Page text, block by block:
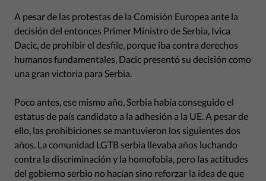
A pesar de las protestas de la Comisión Europea ante la
decisión del entonces Primer Ministro de Serbia, Ivica
Dacic, de prohibir el desfile, porque iba contra derechos
humanos fundamentales, Dacic presentó su decisión como
una gran victoria para Serbia.
Poco antes, ese mismo año, Serbia había conseguido el
estatus de país candidato a la adhesión a la UE. A pesar de
ello, las prohibiciones se mantuvieron los siguientes dos
años. La comunidad LGTB serbia llevaba años luchando
contra la discriminación y la homofobia, pero las actitudes
del gobierno serbio no hacían sino reforzar la idea de que